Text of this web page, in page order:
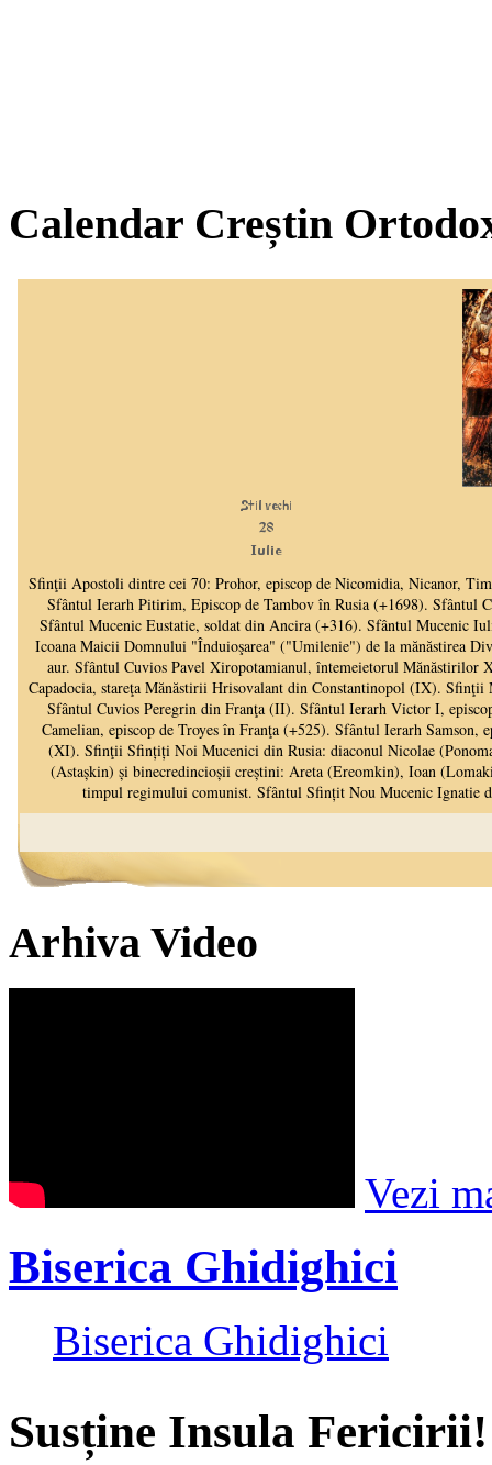
Calendar Creștin
Arhiva Video
Vezi
Biserica Ghidighici
Biserica Ghidighici
Susține Insula Fericirii!